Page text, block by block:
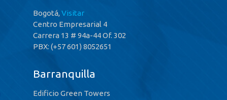
Bogotá,Visitar
Centro Empresarial 4
Carrera 13 # 94a-44 Of. 302
PBX: (+57 601) 8052651
Barranquilla
Edificio Green Towers